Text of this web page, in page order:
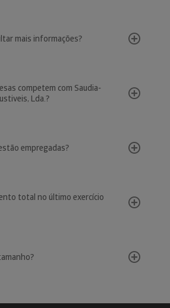
mais informações?
competem com Saudia-
Lda.?
empregadas?
total no último exercício